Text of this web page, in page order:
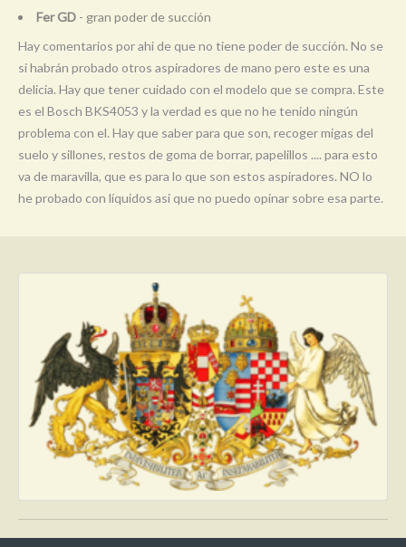
Fer GD - gran poder de succión
Hay comentarios por ahi de que no tiene poder de succión. No se
si habrán probado otros aspiradores de mano pero este es una
delicia. Hay que tener cuidado con el modelo que se compra. Este
es el Bosch BKS4053 y la verdad es que no he tenido ningún
problema con el. Hay que saber para que son, recoger migas del
suelo y sillones, restos de goma de borrar, papelillos .... para esto
va de maravilla, que es para lo que son estos aspiradores. NO lo
he probado con líquidos asi que no puedo opinar sobre esa parte.